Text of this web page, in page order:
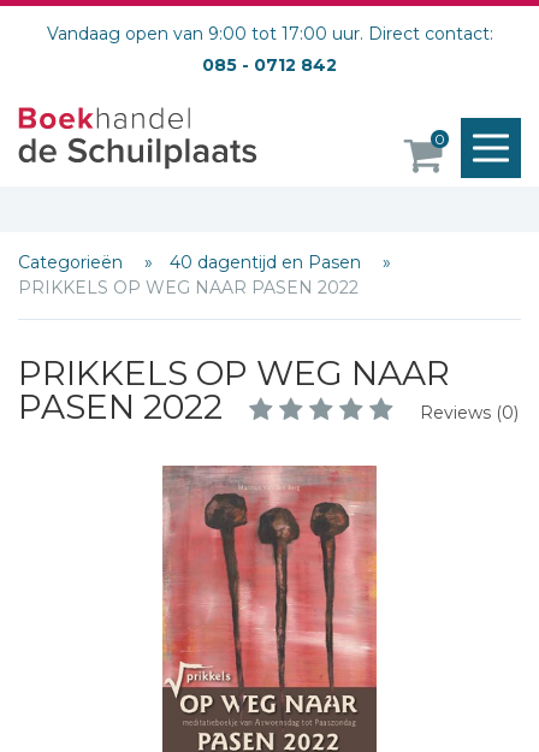
Vandaag open van 9:00 tot 17:00 uur. Direct contact:
085 - 0712 842
0
Categorieën
40 dagentijd en Pasen
PRIKKELS OP WEG NAAR PASEN 2022
PRIKKELS OP WEG NAAR
PASEN 2022
Reviews (0)